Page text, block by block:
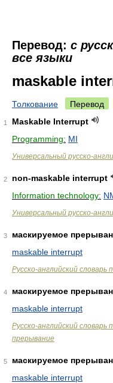
Перевод: с
все языки
maskable
Толкование Перевод
1
Maskable Interrupt
Programming: MI
Универсальный русско-
2
non-maskable interrupt
Information technology:
Универсальный русско-
3
маскируемое
maskable interrupt
Русско-английский словарь
4
маскируемое
maskable interrupt
Русско-английский словарь
прерывание
5
маскируемое
maskable interrupt